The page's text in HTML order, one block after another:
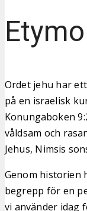
Ordet jehu har
på en israelisk
Konungaboken
våldsam och
Jehus, Nimsis
Genom historien
begrepp för en
vi använder idag